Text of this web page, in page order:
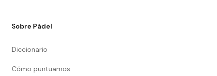
Sobre Pádel
Diccionario
Cómo puntuamos